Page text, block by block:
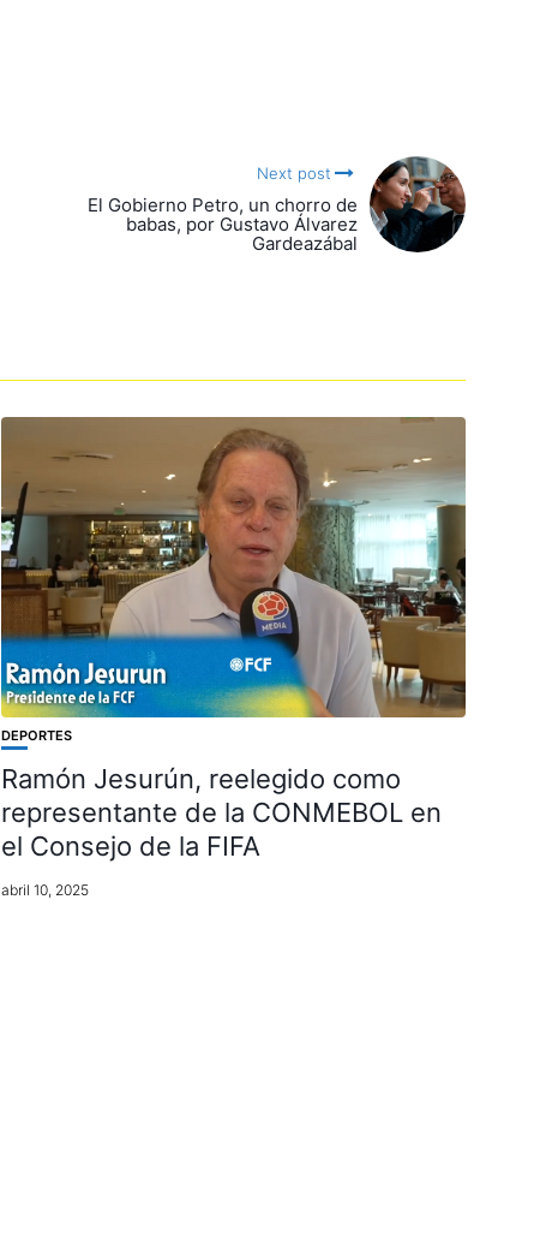
Next post
El Gobierno Petro, un chorro de
babas, por Gustavo Álvarez
Gardeazábal
DEPORTES
Ramón Jesurún, reelegido como
representante de la CONMEBOL en
el Consejo de la FIFA
abril 10, 2025